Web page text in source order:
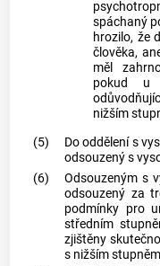
spáchaný
hrozilo, že
člověka,
měl
pokud u
nižším
(5)
Do oddělení s
odsouzený s
(6)
Odsouzeným s
odsouzený za
podmínky pro
středním
zjištěny
s nižším